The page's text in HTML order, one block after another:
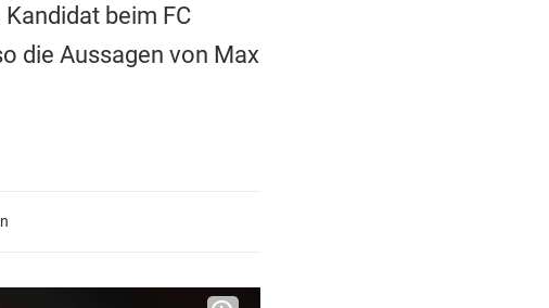
beim FC
die Aussagen von Max